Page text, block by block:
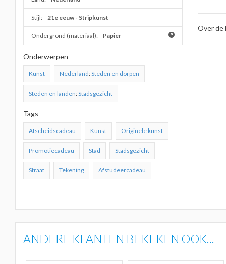
Stijl: 21e eeuw - Stripkunst
Ondergrond (materiaal): Papier
Onderwerpen
Kunst Nederland:Steden en dorpen
Steden en landen:Stadsgezicht
Tags
Afscheidscadeau Kunst Originele kunst
Promotiecadeau Stad Stadsgezicht
Straat Tekening Afstudeercadeau
Over de
ANDERE KLANTEN BEKEKEN OOK...